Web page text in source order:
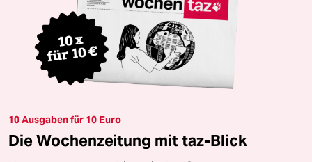
10 Ausgaben für 10 Euro
Die Wochenzeitung mit taz-Blick